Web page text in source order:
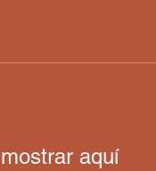
aquí